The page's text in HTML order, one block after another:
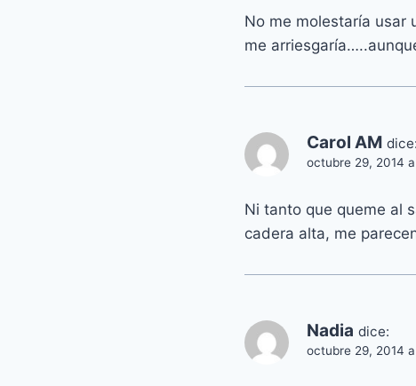
No me molestaría usar
me
Carol AM dice:
octubre 29, 2014
Ni tanto que queme al
cadera alta, me
Nadia dice:
octubre 29, 2014